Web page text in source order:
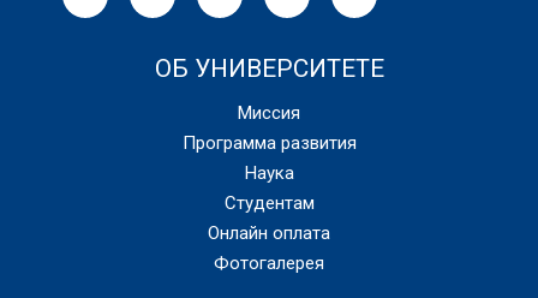
ОБ УНИВЕРСИТЕТЕ
Миссия
Программа развития
Наука
Студентам
Онлайн оплата
Фотогалерея